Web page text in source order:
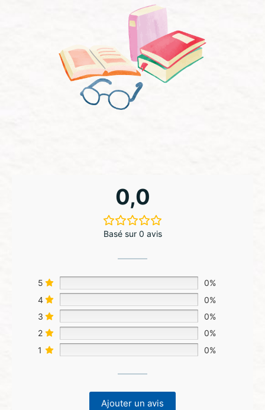
0,0
Basé sur 0 avis
5
0%
4
0%
3
0%
2
0%
1
0%
Ajouter un avis